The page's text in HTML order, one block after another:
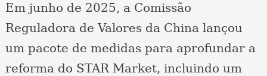
Em junho de 2025, a Comissão
Reguladora de Valores da China lançou
um pacote de medidas para aprofundar a
reforma do STAR Market, incluindo um